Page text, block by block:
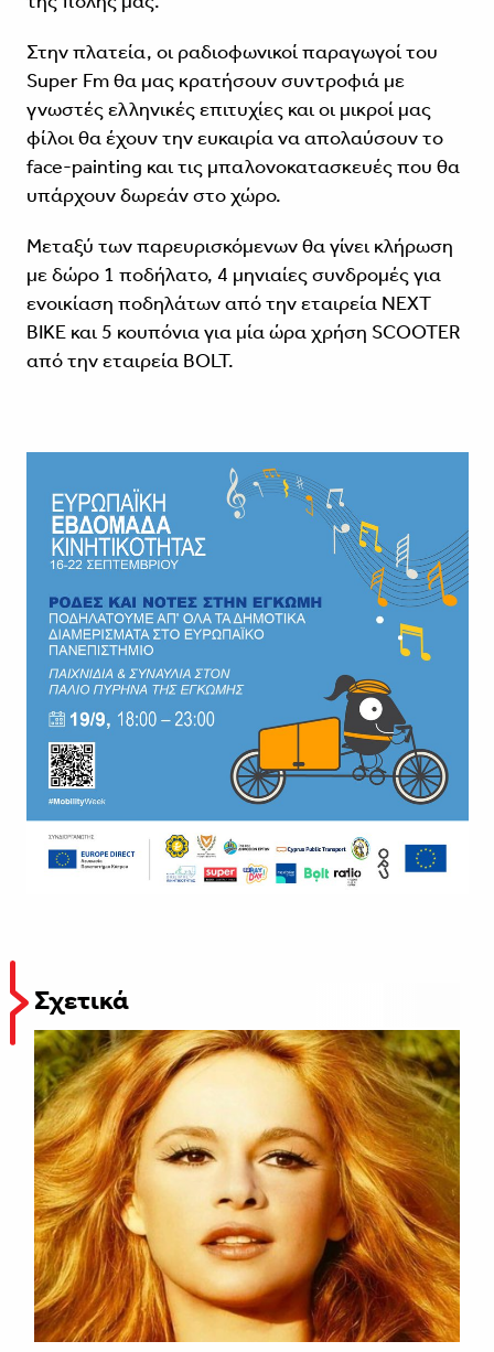
Στην πλατεία, οι ραδιοφωνικοί παραγωγοί του
Super Fm θα μας κρατήσουν συντροφιά με
γνωστές ελληνικές επιτυχίες και οι μικροί μας
φίλοι θα έχουν την ευκαιρία να απολαύσουν το
face-painting και τις μπαλονοκατασκευές που θα
υπάρχουν δωρεάν στο χώρο.
Μεταξύ των παρευρισκόμενων θα γίνει κλήρωση
με δώρο 1 ποδήλατο, 4 μηνιαίες συνδρομές για
ενοικίαση ποδηλάτων από την εταιρεία NEXT
BIKE και 5 κουπόνια για μία ώρα χρήση SCOOTER
από την εταιρεία BOLT.
Σχετικά